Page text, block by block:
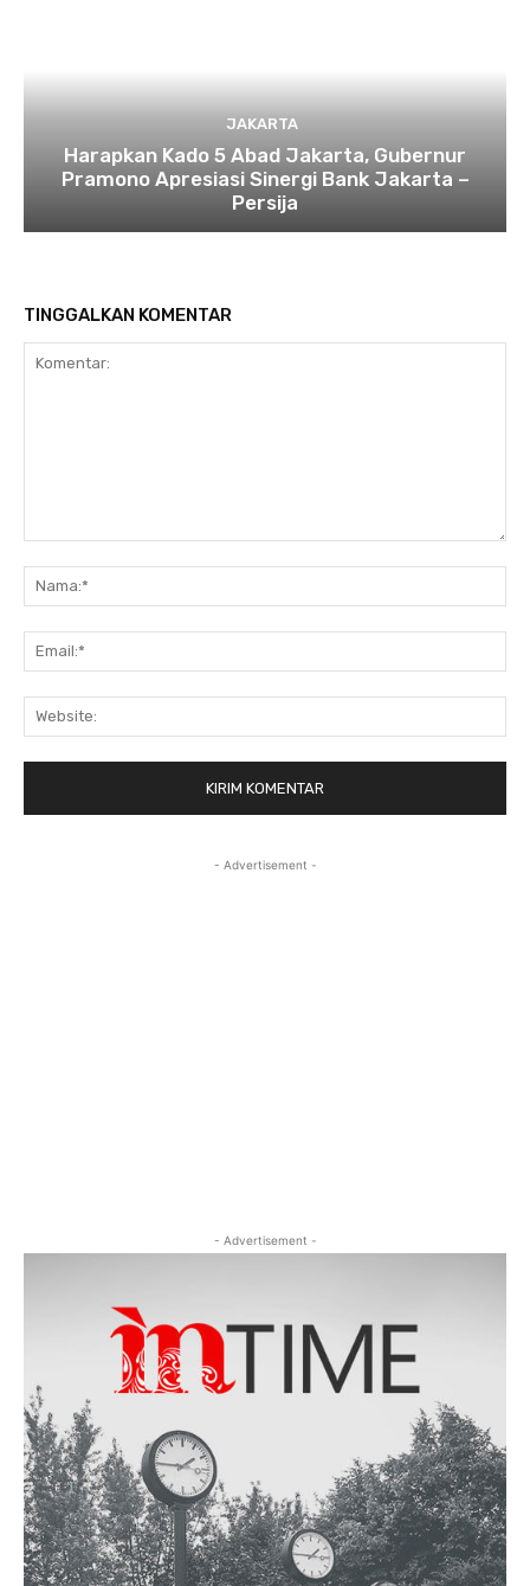
JAKARTA
Harapkan Kado 5 Abad Jakarta, Gubernur
Pramono Apresiasi Sinergi Bank Jakarta –
Persija
TINGGALKAN KOMENTAR
- Advertisement -
- Advertisement -